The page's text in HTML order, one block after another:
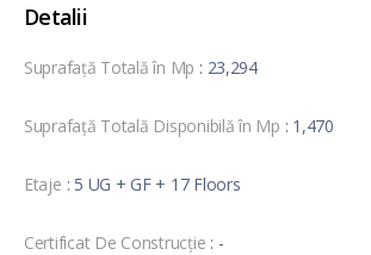
Detalii
Suprafață Totală în Mp : 23,294
Suprafață Totală Disponibilă în Mp : 1,470
Etaje : 5 UG + GF + 17 Floors
Certificat De Construcție : -